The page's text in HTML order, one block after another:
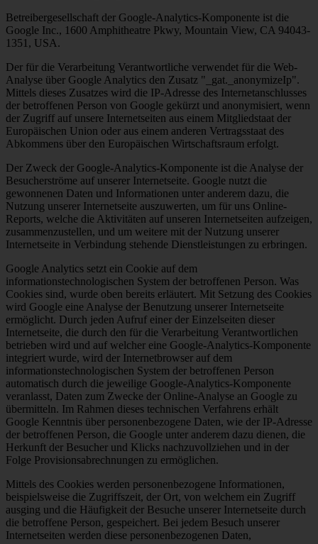
Betreibergesellschaft der Google-Analytics-Komponente ist die
Google Inc., 1600 Amphitheatre Pkwy, Mountain View, CA 94043-
1351, USA.
Der für die Verarbeitung Verantwortliche verwendet für die Web-
Analyse über Google Analytics den Zusatz "_gat._anonymizeIp".
Mittels dieses Zusatzes wird die IP-Adresse des Internetanschlusses
der betroffenen Person von Google gekürzt und anonymisiert, wenn
der Zugriff auf unsere Internetseiten aus einem Mitgliedstaat der
Europäischen Union oder aus einem anderen Vertragsstaat des
Abkommens über den Europäischen Wirtschaftsraum erfolgt.
Der Zweck der Google-Analytics-Komponente ist die Analyse der
Besucherströme auf unserer Internetseite. Google nutzt die
gewonnenen Daten und Informationen unter anderem dazu, die
Nutzung unserer Internetseite auszuwerten, um für uns Online-
Reports, welche die Aktivitäten auf unseren Internetseiten aufzeigen,
zusammenzustellen, und um weitere mit der Nutzung unserer
Internetseite in Verbindung stehende Dienstleistungen zu erbringen.
Google Analytics setzt ein Cookie auf dem
informationstechnologischen System der betroffenen Person. Was
Cookies sind, wurde oben bereits erläutert. Mit Setzung des Cookies
wird Google eine Analyse der Benutzung unserer Internetseite
ermöglicht. Durch jeden Aufruf einer der Einzelseiten dieser
Internetseite, die durch den für die Verarbeitung Verantwortlichen
betrieben wird und auf welcher eine Google-Analytics-Komponente
integriert wurde, wird der Internetbrowser auf dem
informationstechnologischen System der betroffenen Person
automatisch durch die jeweilige Google-Analytics-Komponente
veranlasst, Daten zum Zwecke der Online-Analyse an Google zu
übermitteln. Im Rahmen dieses technischen Verfahrens erhält
Google Kenntnis über personenbezogene Daten, wie der IP-Adresse
der betroffenen Person, die Google unter anderem dazu dienen, die
Herkunft der Besucher und Klicks nachzuvollziehen und in der
Folge Provisionsabrechnungen zu ermöglichen.
Mittels des Cookies werden personenbezogene Informationen,
beispielsweise die Zugriffszeit, der Ort, von welchem ein Zugriff
ausging und die Häufigkeit der Besuche unserer Internetseite durch
die betroffene Person, gespeichert. Bei jedem Besuch unserer
Internetseiten werden diese personenbezogenen Daten,